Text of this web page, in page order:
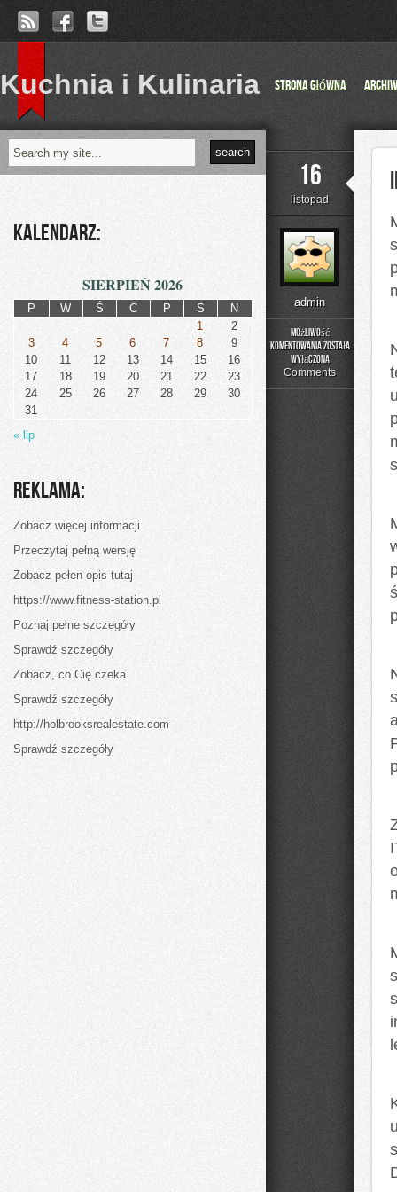
Kuchnia i Kulinaria Strona główna
16
listopad
admin
Możliwość
komentowania
Internet
Przyszłości
(Web
została
wyłączona
Comments
Kalendarz:
SIERPIEŃ 2026
P W Ś C P S
N
1
2
3
4 5 6 7 8
9
10
11 12 13 14 15
16
17
18 19 20 21 22
23
24
25 26 27 28 29
30
31
« lip
Reklama:
Zobacz więcej informacji
Przeczytaj pełną wersję
Zobacz pełen opis tutaj
https://www.fitness-station.pl
Poznaj pełne szczegóły
Sprawdź szczegóły
Zobacz, co Cię czeka
Sprawdź szczegóły
http://holbrooksrealestate.com
Sprawdź szczegóły